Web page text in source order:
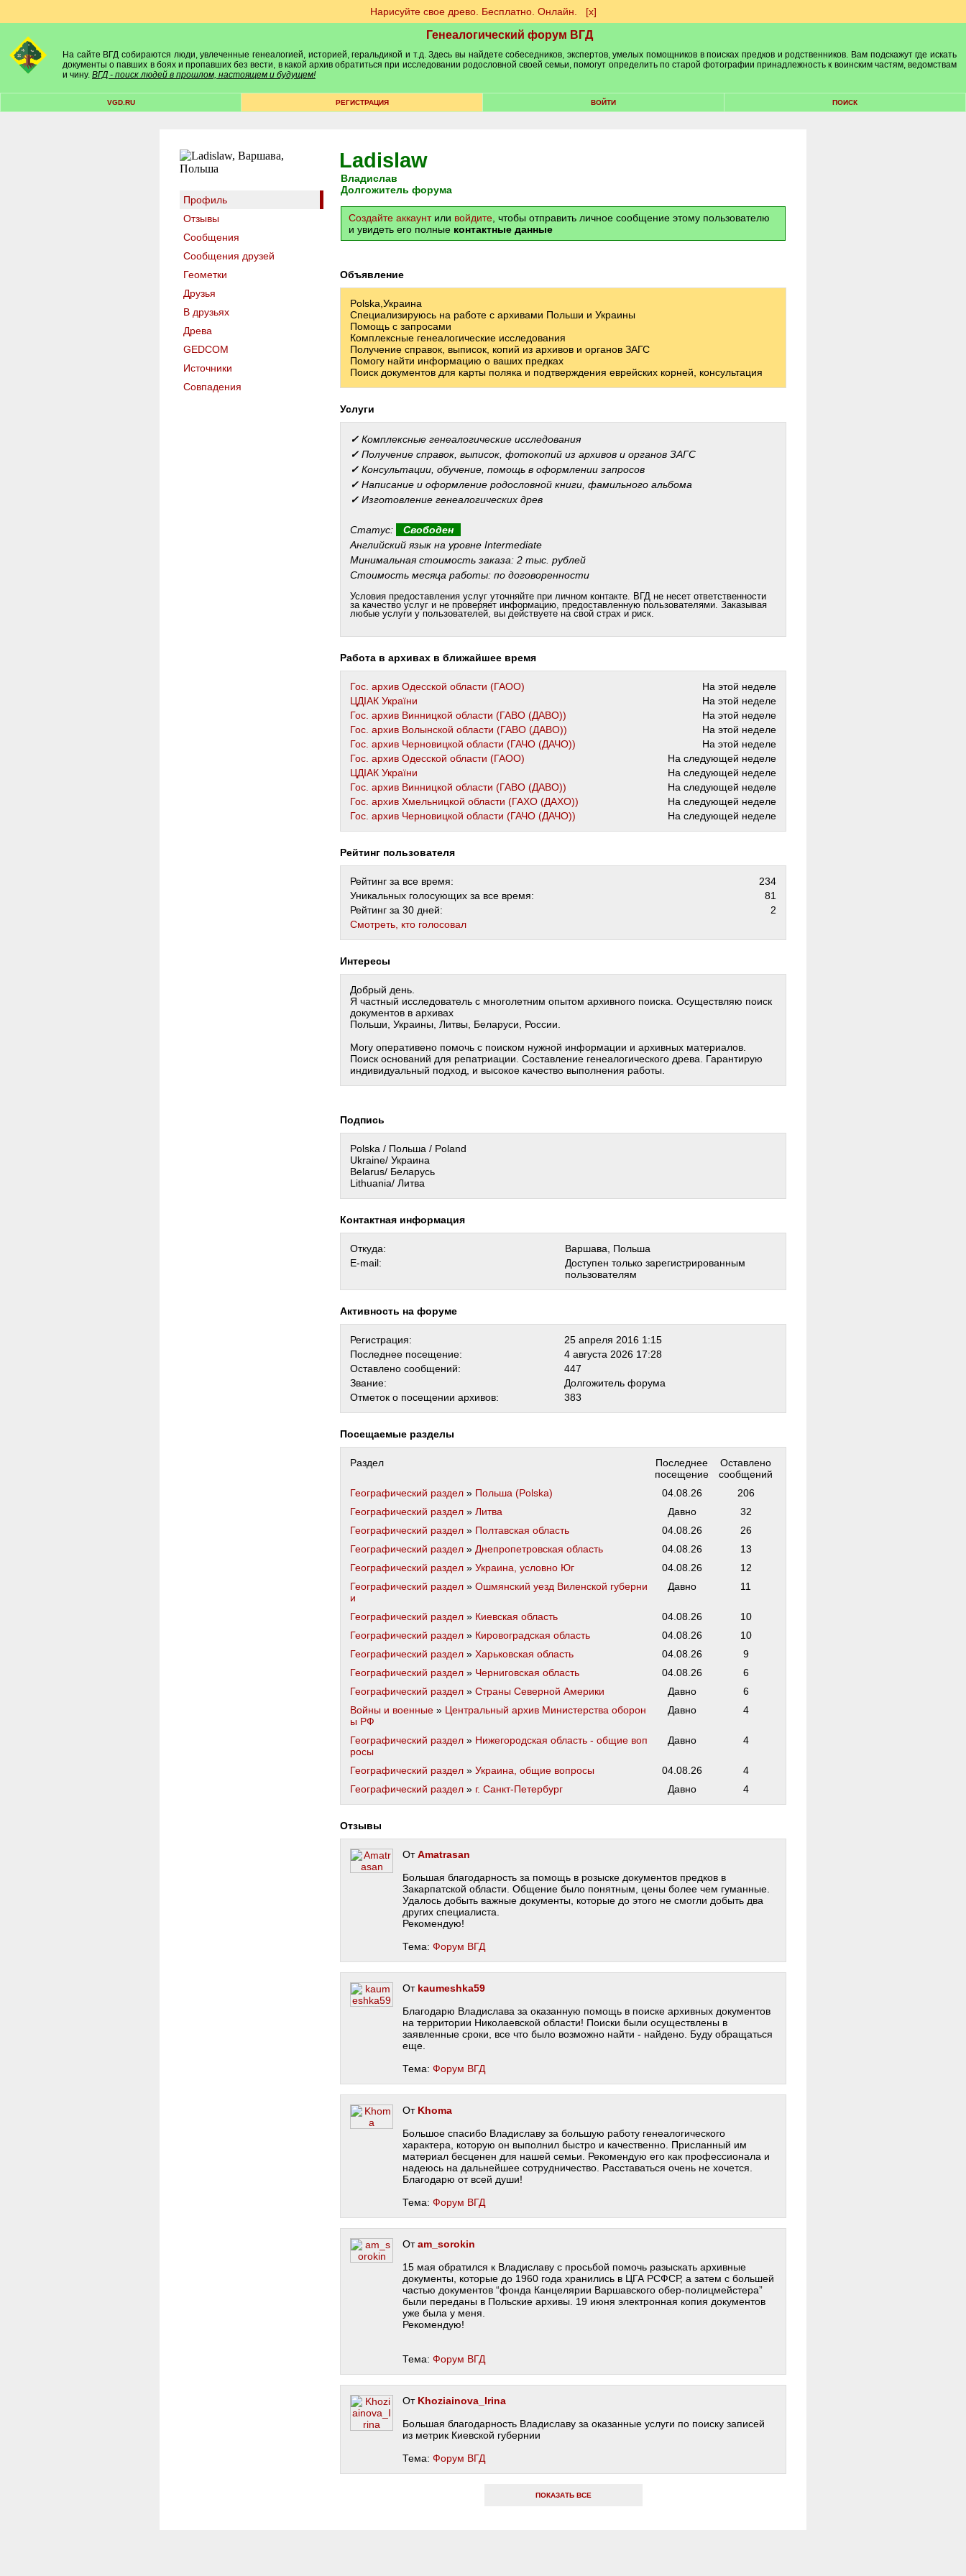
Нарисуйте свое древо. Бесплатно. Онлайн. [х]
Генеалогический форум ВГД
На сайте ВГД собираются люди, увлеченные генеалогией, историей, геральдикой и т.д. Здесь вы найдете собеседников, экспертов, умелых помощников в поисках предков и родственников. Вам подскажут где искать
документы о павших в боях и пропавших без вести, в какой архив обратиться при исследовании родословной своей семьи, помогут определить по старой фотографии принадлежность к воинским частям, ведомствам
и чину. ВГД - поиск людей в прошлом, настоящем и будущем!
VGD.RU РЕГИСТРАЦИЯ ВОЙТИ ПОИСК
Профиль
Отзывы
Сообщения
Сообщения друзей
Геометки
Друзья
В друзьях
Древа
GEDCOM
Источники
Совпадения
Ladislaw
Владислав
Долгожитель форума
Создайте аккаунтили войдите , чтобы отправить личное сообщение этому пользователю
и увидеть его полные контактные данные
Объявление
Polska,Украина
Специализируюсь на работе с архивами Польши и Украины
Помощь с запросами
Комплексные генеалогические исследования
Получение справок, выписок, копий из архивов и органов ЗАГС
Помогу найти информацию о ваших предках
Поиск документов для карты поляка и подтверждения еврейских корней, консультация
Услуги
✓ Комплексные генеалогические исследования
✓ Получение справок, выписок, фотокопий из архивов и органов ЗАГС
✓ Консультации, обучение, помощь в оформлении запросов
✓ Написание и оформление родословной книги, фамильного альбома
✓ Изготовление генеалогических древ
Статус:
Свободен
Английский язык на уровне Intermediate
Минимальная стоимость заказа: 2 тыс. рублей
Стоимость месяца работы: по договоренности
Условия предоставления услуг уточняйте при личном контакте. ВГД не несет ответственности
за качество услуг и не проверяет информацию, предоставленную пользователями. Заказывая
любые услуги у пользователей, вы действуете на свой страх и риск.
Работа в архивах в ближайшее время
Гос. архив Одесской области (ГАОО)
На этой неделе
ЦДІАК України
На этой неделе
Гос. архив Винницкой области (ГАВО (ДАВО))
На этой неделе
Гос. архив Волынской области (ГАВО (ДАВО))
На этой неделе
Гос. архив Черновицкой области (ГАЧО (ДАЧО))
На этой неделе
Гос. архив Одесской области (ГАОО)
На следующей неделе
ЦДІАК України
На следующей неделе
Гос. архив Винницкой области (ГАВО (ДАВО))
На следующей неделе
Гос. архив Хмельницкой области (ГАХО (ДАХО))
На следующей неделе
Гос. архив Черновицкой области (ГАЧО (ДАЧО))
На следующей неделе
Рейтинг пользователя
Рейтинг за все время:
234
Уникальных голосующих за все время:
81
Рейтинг за 30 дней:
2
Cмотреть, кто голосовал
Интересы
Добрый день.
Я частный исследователь с многолетним опытом архивного поиска. Осуществляю поиск
документов в архивах
Польши, Украины, Литвы, Беларуси, России.
Могу оперативено помочь с поиском нужной информации и архивных материалов.
Поиск оснований для репатриации. Составление генеалогического древа. Гарантирую
индивидуальный подход, и высокое качество выполнения работы.
Подпись
Polska / Польша / Poland
Ukraine/ Украина
Belarus/ Беларусь
Lithuania/ Литва
Контактная информация
Откуда:
Варшава, Польша
E-mail:
Доступен только зарегистрированным
пользователям
Активность на форуме
Регистрация:
25 апреля 2016 1:15
Последнее посещение:
4 августа 2026 17:28
Оставлено сообщений:
447
Звание:
Долгожитель форума
Отметок о посещении архивов:
383
Посещаемые разделы
Раздел
Последнее
посещение
Оставлено
сообщений
Географический раздел » Польша (Polska) 04.08.26
206
Географический раздел » Литва Давно
32
Географический раздел » Полтавская область 04.08.26
26
Географический раздел » Днепропетровская область 04.08.26
13
Географический раздел » Украина, условно Юг 04.08.26
12
Географический раздел » Ошмянский уезд Виленской губерни
и
Давно 11
Географический раздел » Киевская область 04.08.26
10
Географический раздел » Кировоградская область 04.08.26
10
Географический раздел » Харьковская область 04.08.26
9
Географический раздел » Черниговская область 04.08.26
6
Географический раздел » Страны Северной Америки Давно
6
Войны и военные » Центральный архив Министерства оборон
ы РФ
Давно 4
Географический раздел » Нижегородская область - общие воп
росы
Давно 4
Географический раздел » Украина, общие вопросы 04.08.26
4
Географический раздел » г. Санкт-Петербург Давно 4
Отзывы
ОтAmatrasan
Большая благодарность за помощь в розыске документов предков в
Закарпатской области. Общение было понятным, цены более чем гуманные.
Удалось добыть важные документы, которые до этого не смогли добыть два
других специалиста.
Рекомендую!
Тема: Форум ВГД
От kaumeshka59
Благодарю Владислава за оказанную помощь в поиске архивных документов
на территории Николаевской области! Поиски были осуществлены в
заявленные сроки, все что было возможно найти - найдено. Буду обращаться
еще.
Тема: Форум ВГД
От Khoma
Большое спасибо Владиславу за большую работу генеалогического
характера, которую он выполнил быстро и качественно. Присланный им
материал бесценен для нашей семьи. Рекомендую его как профессионала и
надеюсь на дальнейшее сотрудничество. Расставаться очень не хочется.
Благодарю от всей души!
Тема: Форум ВГД
Отam_sorokin
15 мая обратился к Владиславу с просьбой помочь разыскать архивные
документы, которые до 1960 года хранились в ЦГА РСФСР, а затем с большей
частью документов “фонда Канцелярии Варшавского обер-полицмейстера”
были переданы в Польские архивы. 19 июня электронная копия документов
уже была у меня.
Рекомендую!
Тема: Форум ВГД
От Khoziainova_Irina
Большая благодарность Владиславу за оказанные услуги по поиску записей
из метрик Киевской губернии
Тема: Форум ВГД
ПОКАЗАТЬ ВСЕ